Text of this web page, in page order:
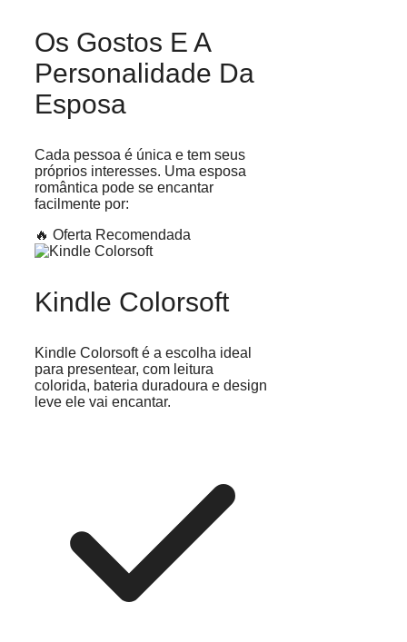
Os Gostos E A
Personalidade Da
Esposa
Cada pessoa é única e tem seus
próprios interesses. Uma esposa
romântica pode se encantar
facilmente por:
🔥 Oferta Recomendada
Kindle Colorsoft
Kindle Colorsoft é a escolha ideal
para presentear, com leitura
colorida, bateria duradoura e design
leve ele vai encantar.